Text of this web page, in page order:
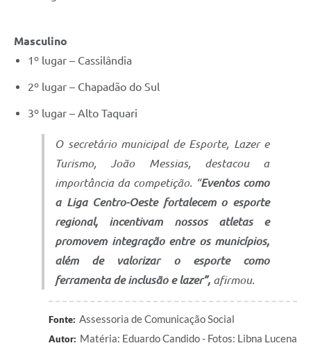
Masculino
1º lugar – Cassilândia
2º lugar – Chapadão do Sul
3º lugar – Alto Taquari
O secretário municipal de Esporte, Lazer e
Turismo, João Messias, destacou a
importância da competição. “Eventos como
a Liga Centro-Oeste fortalecem o esporte
regional, incentivam nossos atletas e
promovem integração entre os municípios,
além de valorizar o esporte como
ferramenta de inclusão e lazer”, afirmou.
Fonte: Assessoria de Comunicação Social
Autor: Matéria: Eduardo Candido - Fotos: Libna Lucena